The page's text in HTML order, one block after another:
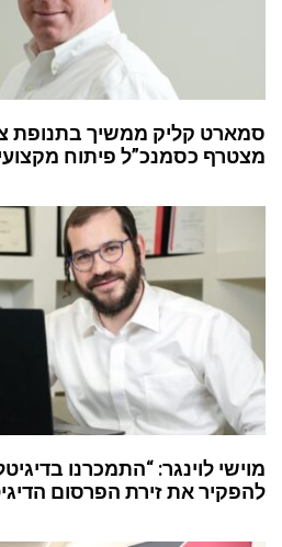
סמארט קליק ממשיך בתנופת
מצטרף כסמנכ”ל פיתוח
מוישי לוינגר: “התמכרנו
להפקיר את זירת הפרסום